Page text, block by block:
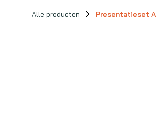
Alle producten Presentatieset A